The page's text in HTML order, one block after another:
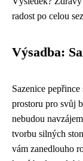
radost po celou
Výsadba:
Sazenice pepřince
prostoru pro svůj
nebudou
tvorbu silných
vám zanedlouho